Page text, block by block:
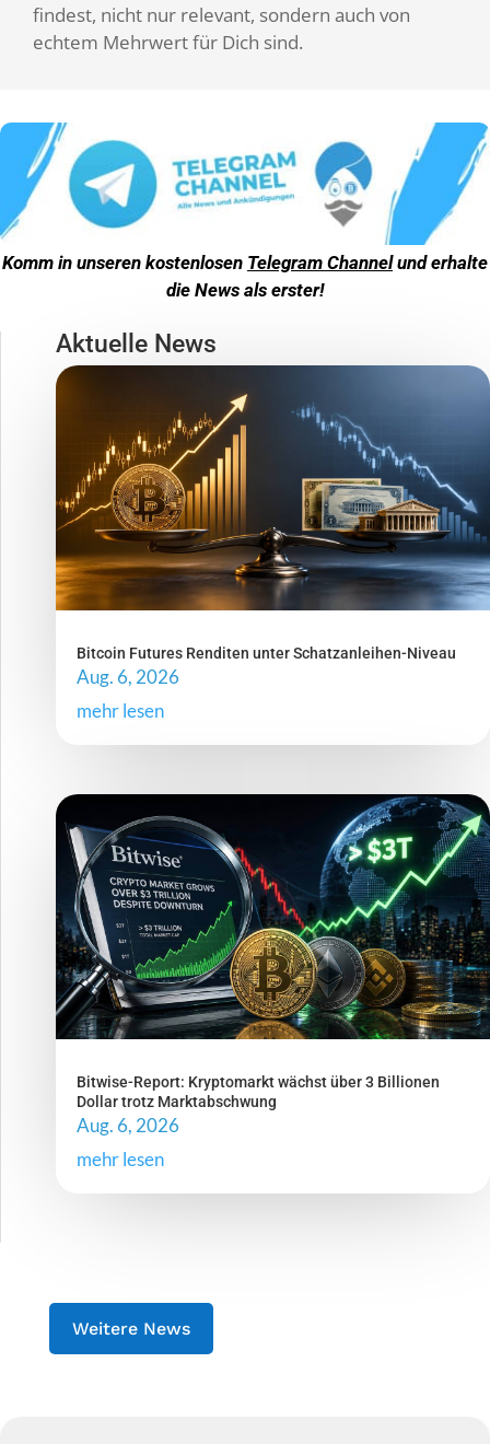
findest, nicht nur relevant, sondern auch von
echtem Mehrwert für Dich sind.
Komm in unseren kostenlosen Telegram Channelund erhalte
die News als erster!
Aktuelle News
Bitcoin Futures Renditen unter Schatzanleihen-Niveau
Aug. 6, 2026
mehr lesen
Bitwise-Report: Kryptomarkt wächst über 3 Billionen
Dollar trotz Marktabschwung
Aug. 6, 2026
mehr lesen
Weitere News